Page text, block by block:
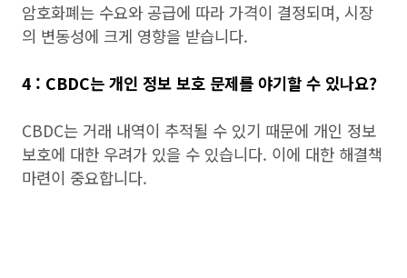
암호화폐는 수요와 공급에 따라 가격이 결정되며, 시장
의 변동성에 크게 영향을 받습니다.
4 : CBDC는 개인 정보 보호 문제를 야기할 수 있나요?
CBDC는 거래 내역이 추적될 수 있기 때문에 개인 정보
보호에 대한 우려가 있을 수 있습니다. 이에 대한 해결책
마련이 중요합니다.